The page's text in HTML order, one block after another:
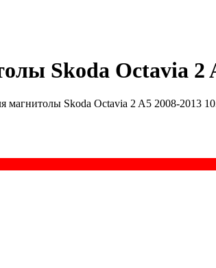
Skoda Octavia 2
магнитолы Skoda Octavia 2 A5 2008-2013